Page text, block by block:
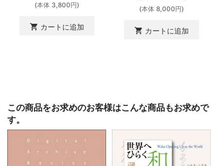
(本体 3,800円)
shopping_cart カートに追加
(本体 8,000円)
shopping_cart カートに追加
この商品をお求めのお客様はこんな商品もお求めで
す。